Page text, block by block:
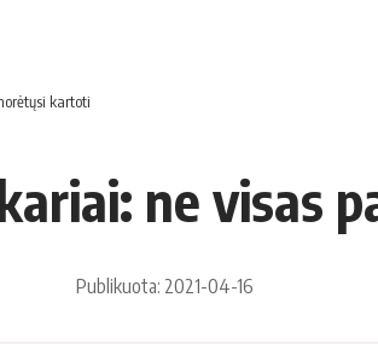
kartoti
ne visas
Publikuota: 2021-04-16